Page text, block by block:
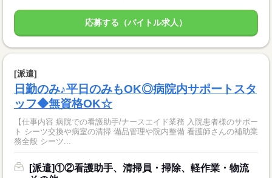
応募する（バイトル求人）
[派遣]
日勤のみ♪平日のみもOK◎病院内サポートスタ
ッフ◆無資格OK☆
【仕事内容 病院での看護助手/ナースエイド業務 入院患者様のサポー
ト シーツ交換や病室の清掃 備品管理や院内整備 看護師さんの補助業
務全般 シーツ...
[派遣]①②看護助手、清掃員・掃除、軽作業・物流